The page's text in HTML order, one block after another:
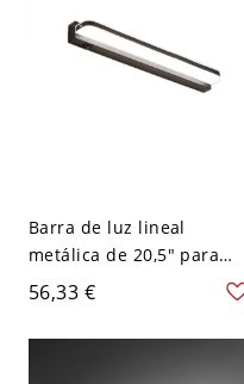
Barra de luz lineal
metálica de 20,5" para
tocador de baño, aplique
interior moderno, 110V-
120V
56,33 €